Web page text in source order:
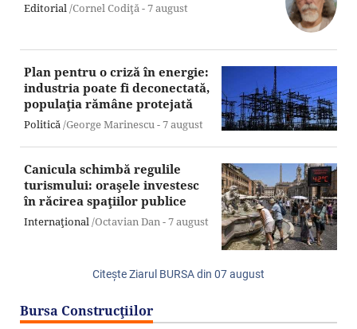
Editorial/Cornel Codiţă -7 august
Plan pentru o criză în energie:
industria poate fi deconectată,
populaţia rămâne protejată
Politică/George Marinescu -7 august
Canicula schimbă regulile
turismului: oraşele investesc
în răcirea spaţiilor publice
Internaţional/Octavian Dan -7 august
Citeşte Ziarul BURSA din 07 august
Bursa Construcţiilor